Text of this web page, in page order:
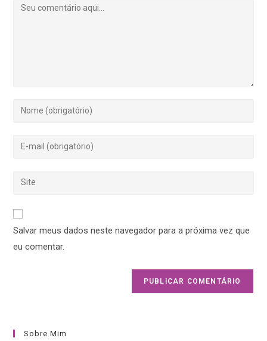
Salvar meus dados neste navegador para a próxima vez que
eu comentar.
Sobre Mim